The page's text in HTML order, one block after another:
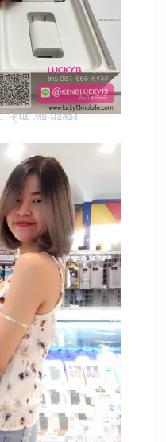
ศูนย์ไทย-มือสอง